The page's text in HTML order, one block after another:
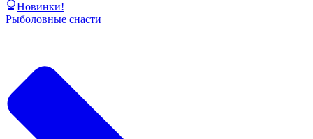
Новинки!
Рыболовные снасти